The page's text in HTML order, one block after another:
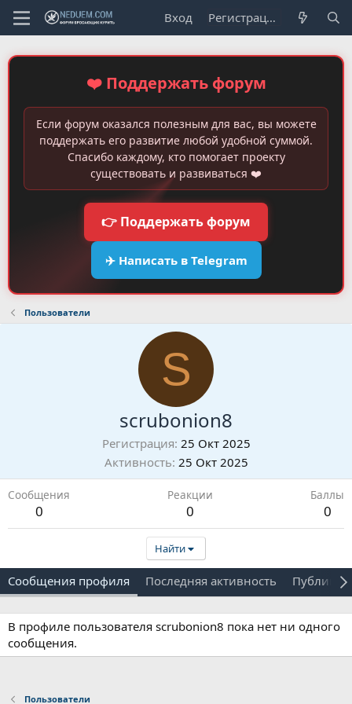
Вход Регистрация
❤️ Поддержать форум
Если форум оказался полезным для вас, вы можете
поддержать его развитие любой удобной суммой.
Спасибо каждому, кто помогает проекту
существовать и развиваться ❤️
👉 Поддержать форум
✈️ Написать в Telegram
Пользователи
S
scrubonion8
Регистрация 25 Окт 2025
Активность 25 Окт 2025
Сообщения
0
Реакции
0
Баллы
0
Найти
Сообщения профиля Последняя активность
В профиле пользователя scrubonion8 пока нет ни одного
сообщения.
Пользователи